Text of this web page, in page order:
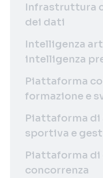
Infrastruttura
dei dati
Intelligenza
intelligenza
Piattaforma
formazione e
Piattaforma di
sportiva e
Piattaforma di
concorrenza